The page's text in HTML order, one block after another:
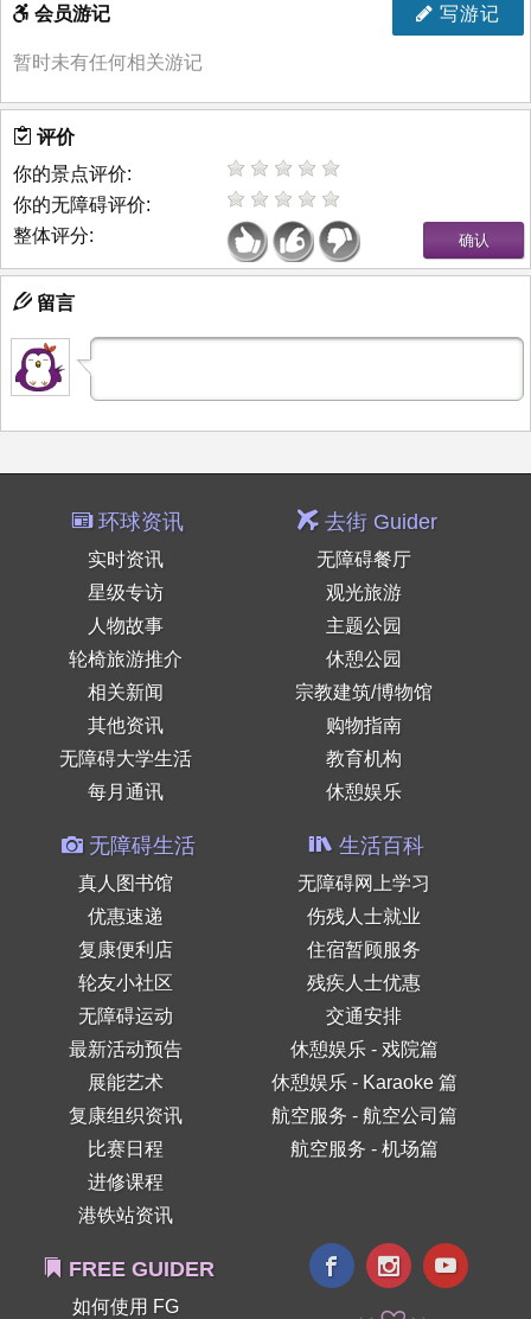
写游记
会员游记
暂时未有任何相关游记
评价
你的景点评价:
你的无障碍评价:
整体评分:
留言
环球资讯
实时资讯
星级专访
人物故事
轮椅旅游推介
相关新闻
其他资讯
无障碍大学生活
每月通讯
去街 Guider
无障碍餐厅
观光旅游
主题公园
休憩公园
宗教建筑/博物馆
购物指南
教育机构
休憩娱乐
无障碍生活
真人图书馆
优惠速递
复康便利店
轮友小社区
无障碍运动
最新活动预告
展能艺术
复康组织资讯
比赛日程
进修课程
港铁站资讯
生活百科
无障碍网上学习
伤残人士就业
住宿暂顾服务
残疾人士优惠
交通安排
休憩娱乐 - 戏院篇
休憩娱乐 - Karaoke 篇
航空服务 - 航空公司篇
航空服务 - 机场篇
FREE GUIDER
如何使用 FG